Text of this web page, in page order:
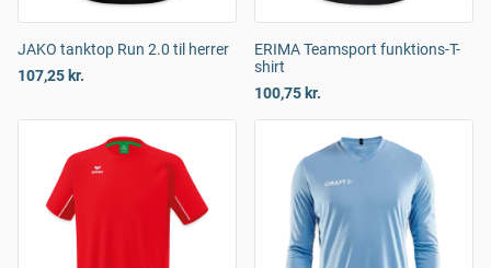
JAKO tanktop Run 2.0 til herrer
107,25 kr.
ERIMA Teamsport funktions-T-
shirt
100,75 kr.